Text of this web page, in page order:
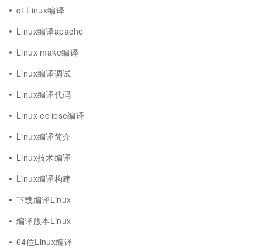
qt Linux编译
Linux编译apache
Linux make编译
Linux编译调试
Linux编译代码
Linux eclipse编译
Linux编译简介
Linux技术编译
Linux编译构建
下载编译Linux
编译版本Linux
64位Linux编译